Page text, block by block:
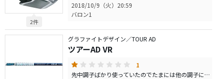
2件
2018/10/9（火）20:59
バロン1
グラファイトデザイン／TOUR AD
ツアーAD VR
1
先中調子ばかり使っていたのでたまには他の調子に手を出してしまったのが失敗でした。飛距離も落ち、方向もまばらになりました。ヘッドスピードがあり、球筋のコントロールが出来る人には合ってるかもしれないです。 もう少し練習してみます。泣